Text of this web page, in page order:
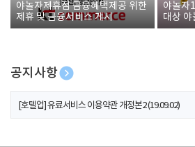
야놀자제휴점 금융혜택제공 위한
제휴 및 금융서비스 게시
야놀자
대상
폰 증정
공지사항
[호텔업] 개인정보 처리방침 개정본1 (19.09.02)
[호텔업] 유료서비스 이용약관 개정본2 (19.09.02)